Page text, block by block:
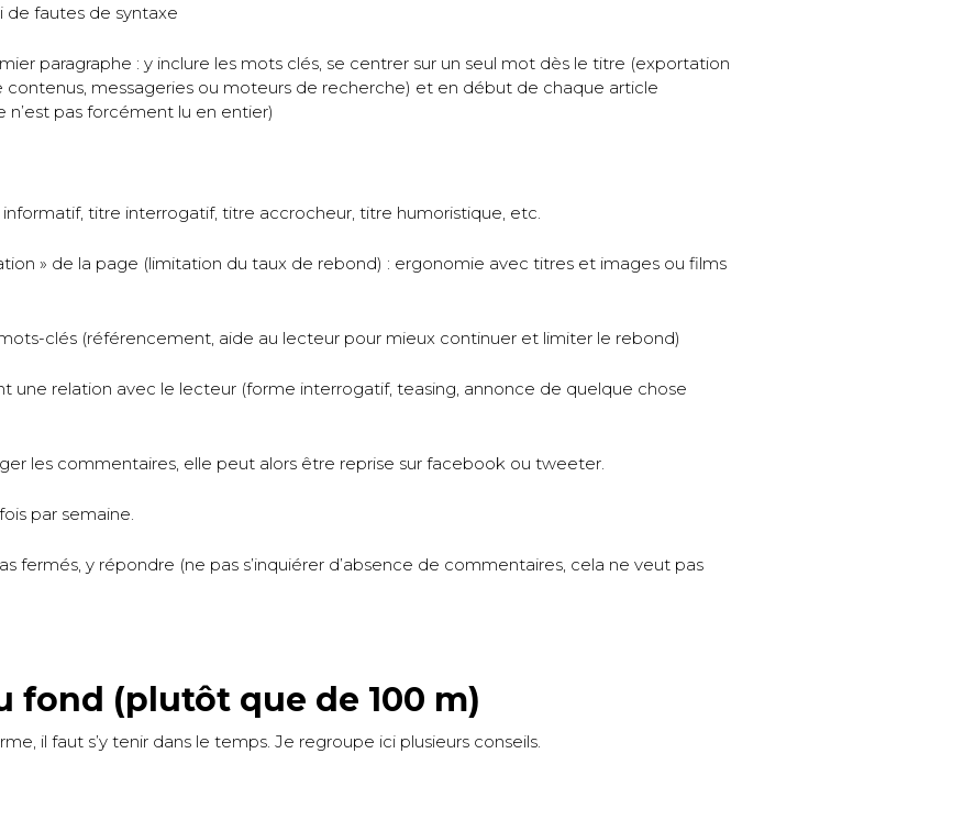
de fautes de syntaxe
paragraphe : y inclure les mots clés, se centrer sur un seul mot dès le titre (exportation
contenus, messageries ou moteurs de recherche) et en début de chaque article
n’est pas forcément lu en entier)
titre interrogatif, titre accrocheur, titre humoristique, etc.
» de la page (limitation du taux de rebond) : ergonomie avec titres et images ou films
clés (référencement, aide au lecteur pour mieux continuer et limiter le rebond)
une relation avec le lecteur (forme interrogatif, teasing, annonce de quelque chose
les commentaires, elle peut alors être reprise sur facebook ou tweeter.
par semaine.
fermés, y répondre (ne pas s’inquiérer d’absence de commentaires, cela ne veut pas
fond (plutôt que de 100 m)
il faut s’y tenir dans le temps. Je regroupe ici plusieurs conseils.